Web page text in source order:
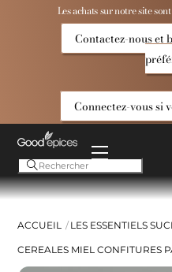
Les achats sur notre site
Contactez-nous et
Connectez-vous si
Menu
ACCUEIL LES ESSENTIELS
CEREALES MIEL CONFITURES